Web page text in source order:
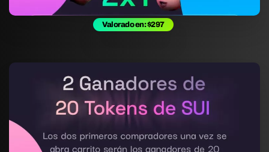
Valorado en: $297